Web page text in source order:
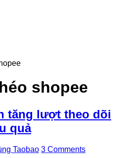
shopee
tăng lượt theo dõi
quả
Taobao 3 Comments